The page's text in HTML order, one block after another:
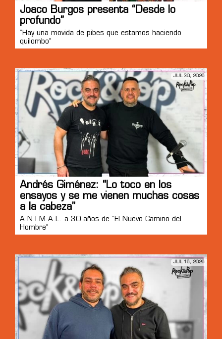
Joaco Burgos presenta “Desde lo
profundo”
“Hay una movida de pibes que estamos haciendo
quilombo”
JUL 30, 2026
Andrés Giménez: “Lo toco en los
ensayos y se me vienen muchas cosas
a la cabeza”
A.N.I.M.A.L. a 30 años de “El Nuevo Camino del
Hombre”
JUL 16, 2026